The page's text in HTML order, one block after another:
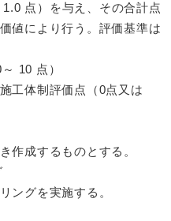
点）を与え、その合計点
値により行う。評価基準は
10 点）
工体制評価点（0点又は
作成するものとする。
ングを実施する。